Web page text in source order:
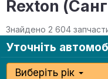
Rexton
Знайдено 2 604
Уточніть
Виберіть рік